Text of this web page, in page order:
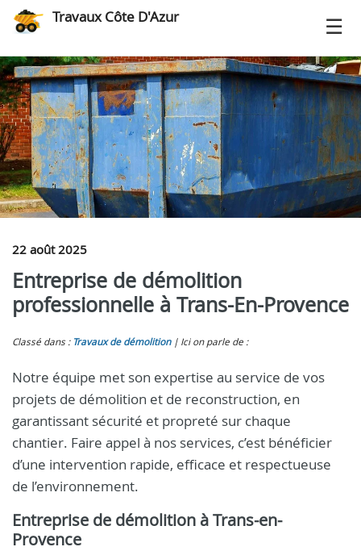
Travaux Côte D'Azur
22 août 2025
Entreprise de démolition
professionnelle à Trans-En-Provence
Classé dans : Travaux de démolition Ici on parle de :
Notre équipe met son expertise au service de vos
projets de démolition et de reconstruction, en
garantissant sécurité et propreté sur chaque
chantier. Faire appel à nos services, c’est bénéficier
d’une intervention rapide, efficace et respectueuse
de l’environnement.
Entreprise de démolition à Trans-en-
Provence